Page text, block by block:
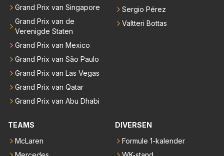
Grand Prix van Singapore
Grand Prix van de
Verenigde Staten
Grand Prix van Mexico
Grand Prix van São Paulo
Grand Prix van Las Vegas
Grand Prix van Qatar
Grand Prix van Abu Dhabi
Sergio Pérez
Valtteri Bottas
TEAMS
McLaren
DIVERSEN
Formule 1-kalender